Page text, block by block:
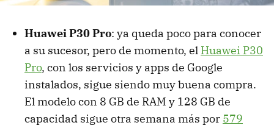
Huawei P30 Pro: ya queda poco para conocer
a su sucesor, pero de momento, el Huawei P30
Pro, con los servicios y apps de Google
instalados, sigue siendo muy buena compra.
El modelo con 8 GB de RAM y 128 GB de
capacidad sigue otra semana más por 579